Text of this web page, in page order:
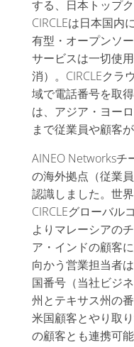
する、日本トップ
CIRCLEは日本国内
有型・オープンソ
サービスは一切使
消）。CIRCLEクラ
域で電話番号を取
は、アジア・ヨー
まで従業員や顧客
AINEO Networksチ
の海外拠点（従業
認識しました。世
CIRCLEグローバル
よりマレーシアの
ア・インドの顧客
向かう営業担当者
国番号（当社ビジ
州とテキサス州の
米国顧客とやり取
の顧客とも連携可能